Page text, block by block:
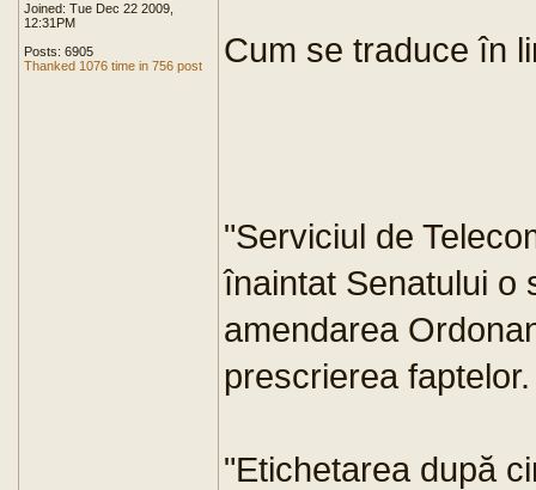
Joined: Tue Dec 22 2009,
12:31PM
Posts: 6905
Thanked 1076 time in 756 post
Cum se traduce în
"Serviciul de
înaintat Senatului o
amendarea
prescrierea faptelor.
"Etichetarea după